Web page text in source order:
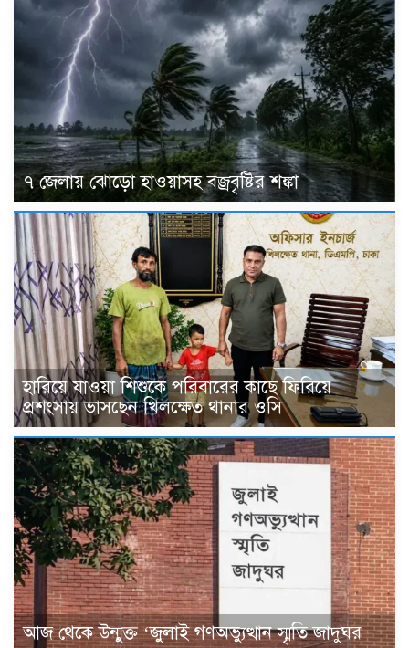
৭ জেলায় ঝোড়ো হাওয়াসহ বজ্রবৃষ্টির শঙ্কা
হারিয়ে যাওয়া শিশুকে পরিবারের কাছে ফিরিয়ে
প্রশংসায় ভাসছেন খিলক্ষেত থানার ওসি
আজ থেকে উন্মুক্ত ‘জুলাই গণঅভ্যুত্থান স্মৃতি জাদুঘর